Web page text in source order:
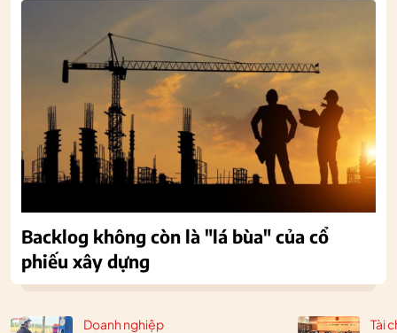
Doanh nghiệp Tài
Backlog không còn là "lá bùa" của cổ
phiếu xây dựng